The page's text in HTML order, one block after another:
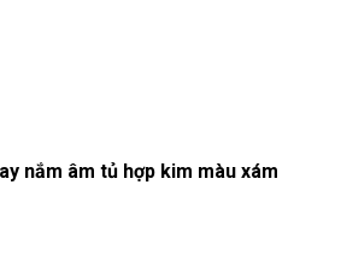
nắm âm tủ hợp kim màu xám